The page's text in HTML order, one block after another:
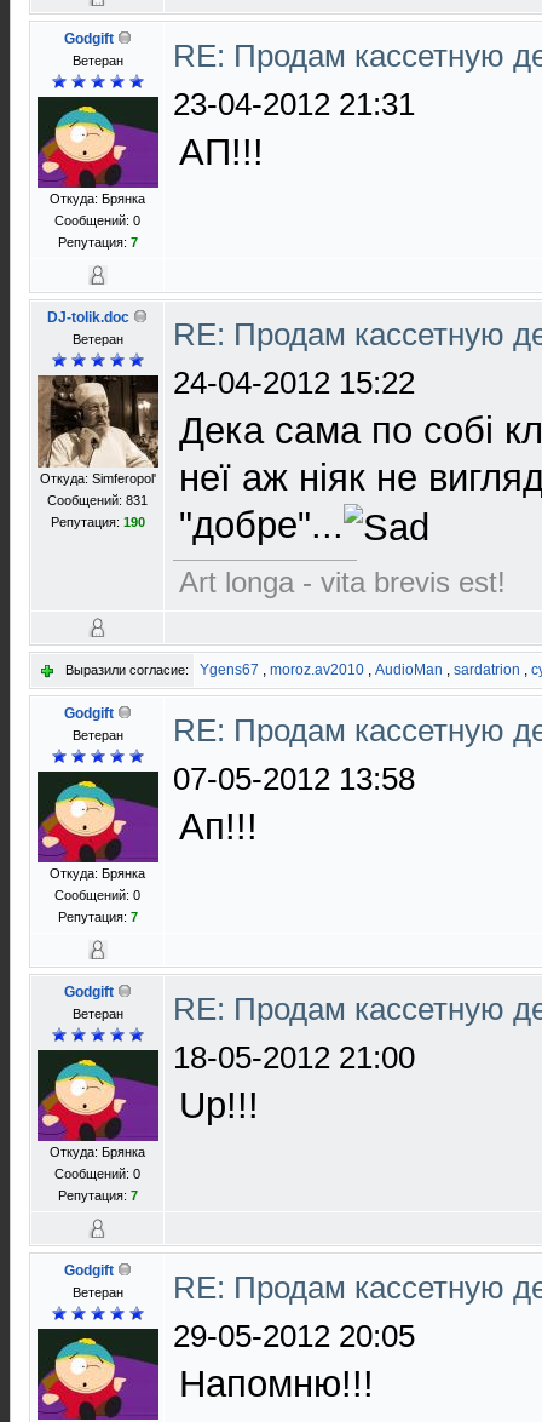
Godgift
Ветеран
Откуда: Брянка
Сообщений: 0
Репутация: 7
RE: Продам кассетную
23-04-2012 21:31
АП!!!
DJ-tolik.doc
Ветеран
Откуда: Simferopol'
Сообщений: 831
Репутация: 190
RE: Продам кассетную
24-04-2012 15:22
Дека сама по собі
неї аж ніяк не
"добре"...
Art longa - vita brevis est!
Выразили согласие: Ygens67 , moroz.av2010 , AudioMan , sardatrion ,
Godgift
Ветеран
Откуда: Брянка
Сообщений: 0
Репутация: 7
RE: Продам кассетную
07-05-2012 13:58
Ап!!!
Godgift
Ветеран
Откуда: Брянка
Сообщений: 0
Репутация: 7
RE: Продам кассетную
18-05-2012 21:00
Up!!!
Godgift
Ветеран
RE: Продам кассетную
29-05-2012 20:05
Напомню!!!